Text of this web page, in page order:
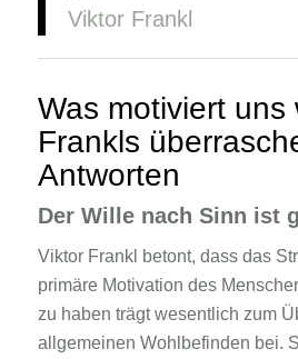
Viktor Frankl
Was motiviert uns
Frankls
Antworten
Der Wille nach Sinn ist
Viktor Frankl betont, dass das
primäre Motivation des
zu haben trägt wesentlich zum
allgemeinen Wohlbefinden bei.